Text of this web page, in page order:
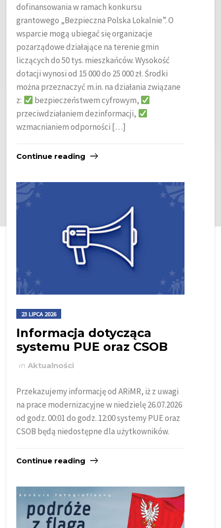
dofinansowania w ramach konkursu
grantowego „Bezpieczna Polska Lokalnie”. O
wsparcie mogą ubiegać się organizacje
pozarządowe działające na terenie gmin
liczących do 50 tys. mieszkańców. Wysokość
dotacji wynosi od 15 000 do 25 000 zł. Środki
można przeznaczyć m.in. na działania związane
z:
bezpieczeństwem cyfrowym,
przeciwdziałaniem dezinformacji,
wzmacnianiem odporności […]
Continue reading
23 LIPCA 2026
Informacja dotycząca
systemu PUE oraz CSOB
inAktualności
Przekazujemy informację od ARiMR, iż z uwagi
na prace modernizacyjne w niedzielę 26.07.2026
od godz. 00:01 do godz. 12:00 systemy PUE oraz
CSOB będą niedostępne dla użytkowników.
Continue reading